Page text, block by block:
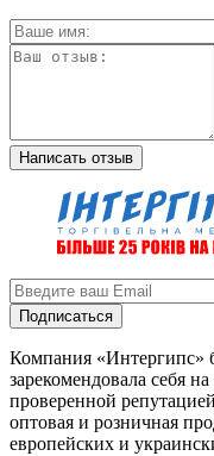
Написать отзыв
Подписаться
Компания «Интергипс»
зарекомендовала себя
проверенной
оптовая и розничная
европейских и